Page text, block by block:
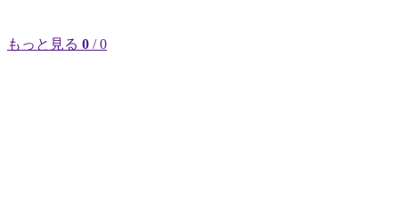
もっと見る 0 / 0